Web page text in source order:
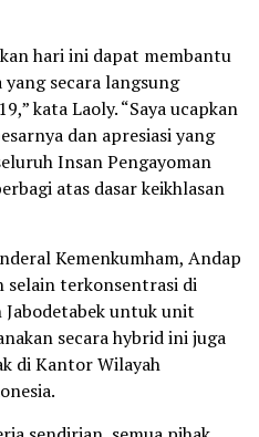
hari ini dapat membantu
secara langsung
kata Laoly. “Saya ucapkan
dan apresiasi yang
Insan Pengayoman
atas dasar keikhlasan
Kemenkumham, Andap
selain terkonsentrasi di
Jabodetabek untuk unit
secara hybrid ini juga
di Kantor Wilayah